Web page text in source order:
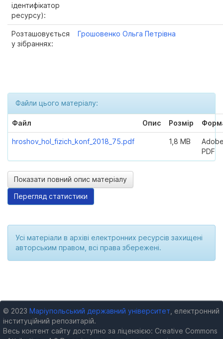
ідентифікатор
ресурсу):
Розташовується
у зібраннях:
Грошовенко Ольга Петрівна
Файли цього матеріалу:
Файл Опис Розмір
hroshov_hol_fizich_konf_2018_75.pdf 1,8 MB
PDF
Показати повний опис матеріалу
Перегляд статистики
Усі матеріали в архіві електронних ресурсів захищені
авторським правом, всі права збережені.
© 2023 Маріупольський державний університет , електронний
інституційний репозитарій.
Весь контент сайту доступно за ліцензією: Creative Commons